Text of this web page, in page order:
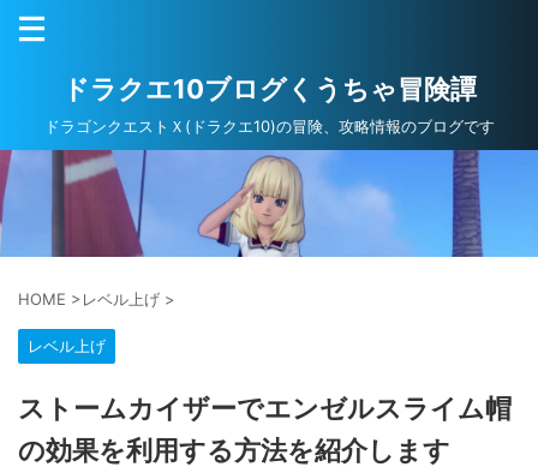
ドラクエ10ブログくうちゃ冒険譚
ドラゴンクエストＸ(ドラクエ10)の冒険、攻略情報のブログです
HOME >レベル上げ >
レベル上げ
ストームカイザーでエンゼルスライム帽
の効果を利用する方法を紹介します